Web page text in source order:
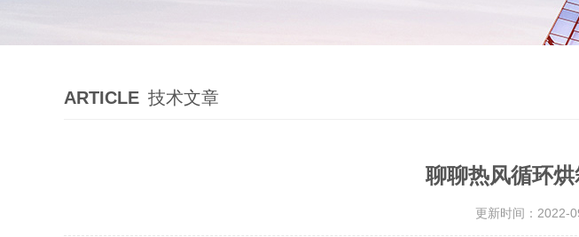
ARTICLE 技术文章
聊聊热风循环
更新时间：2022-